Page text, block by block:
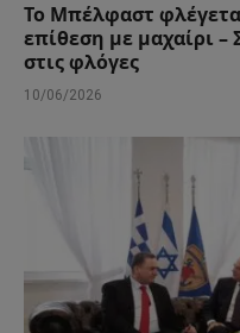
Το Μπέλφαστ
επίθεση με μαχαίρι –
στις φλόγες
10/06/2026